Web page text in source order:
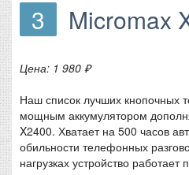
3 Micromax
Цена: 1 980 ₽
Наш список лучших кнопочных
мощным аккумулятором
X2400. Хватает на 500 часов
обильности телефонных
нагрузках устройство